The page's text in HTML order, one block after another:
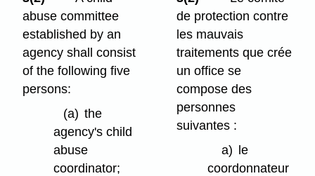
abuse committee
established by an
agency shall consist
of the following five
persons:
(a) the
agency's child
abuse
coordinator;
de protection contre
les mauvais
traitements que crée
un office se
compose des
personnes
suivantes :
a) le
coordonnateur